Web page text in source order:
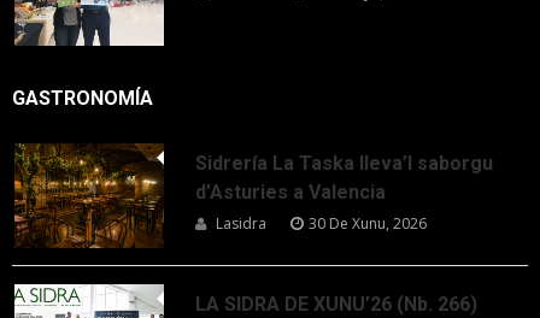
GASTRONOMÍA
Sidrería La Taska lleva’l saborgu
d’Asturies a Valencia
Lasidra 30 De Xunu, 2026
LA SIDRA DE XUNU’26 (Nb. 266)